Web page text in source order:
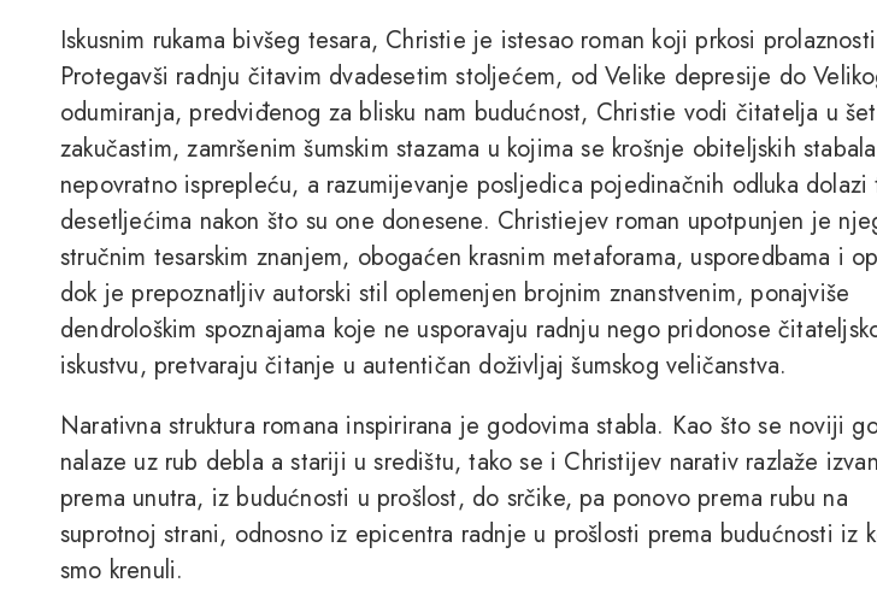
Iskusnim rukama bivšeg tesara, Christie je istesao roman koji prkosi
Protegavši radnju čitavim dvadesetim stoljećem, od Velike depresije do
odumiranja, predviđenog za blisku nam budućnost, Christie vodi čitatelja u
zakučastim, zamršenim šumskim stazama u kojima se krošnje obiteljskih stabala
nepovratno isprepleću, a razumijevanje posljedica pojedinačnih odluka dolazi
desetljećima nakon što su one donesene. Christiejev roman upotpunjen je
stručnim tesarskim znanjem, obogaćen krasnim metaforama, usporedbama i
dok je prepoznatljiv autorski stil oplemenjen brojnim znanstvenim, ponajviše
dendrološkim spoznajama koje ne usporavaju radnju nego pridonose
iskustvu, pretvaraju čitanje u autentičan doživljaj šumskog veličanstva.
Narativna struktura romana inspirirana je godovima stabla. Kao što se noviji
nalaze uz rub debla a stariji u središtu, tako se i Christijev narativ razlaže
prema unutra, iz budućnosti u prošlost, do srčike, pa ponovo prema rubu na
suprotnoj strani, odnosno iz epicentra radnje u prošlosti prema budućnosti iz
smo krenuli.